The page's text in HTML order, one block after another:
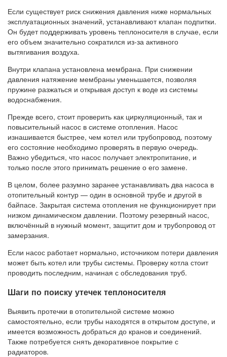
Если существует риск снижения давления ниже нормальных
эксплуатационных значений, устанавливают клапан подпитки.
Он будет поддерживать уровень теплоносителя в случае, если
его объем значительно сократился из-за активного
вытягивания воздуха.
Внутри клапана установлена мембрана. При снижении
давления натяжение мембраны уменьшается, позволяя
пружине разжаться и открывая доступ к воде из системы
водоснабжения.
Прежде всего, стоит проверить как циркуляционный, так и
повысительный насос в системе отопления. Насос
изнашивается быстрее, чем котел или трубопровод, поэтому
его состояние необходимо проверять в первую очередь.
Важно убедиться, что насос получает электропитание, и
только после этого принимать решение о его замене.
В целом, более разумно заранее устанавливать два насоса в
отопительный контур — один в основной трубе и другой в
байпасе. Закрытая система отопления не функционирует при
низком динамическом давлении. Поэтому резервный насос,
включённый в нужный момент, защитит дом и трубопровод от
замерзания.
Если насос работает нормально, источником потери давления
может быть котел или трубы системы. Проверку котла стоит
проводить последним, начиная с обследования труб.
Шаги по поиску утечек теплоносителя
Выявить протечки в отопительной системе можно
самостоятельно, если трубы находятся в открытом доступе, и
имеется возможность добраться до кранов и соединений.
Также потребуется снять декоративное покрытие с
радиаторов.